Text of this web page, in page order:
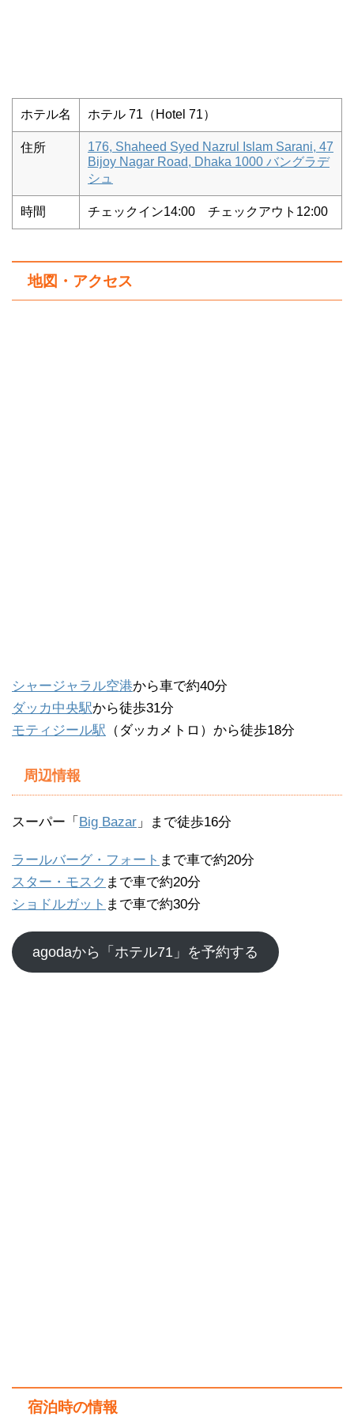
ホテル名 ホテル 71（Hotel 71）
住所
176, Shaheed Syed Nazrul Islam Sarani, 47
Bijoy Nagar Road, Dhaka 1000 バングラデ
シュ
時間 チェックイン14:00 チェックアウト12:00
地図・アクセス
シャージャラル空港から車で約40分
ダッカ中央駅から徒歩31分
モティジール駅 （ダッカメトロ）から徒歩18分
周辺情報
スーパー「 Big Bazar 」まで徒歩16分
ラールバーグ・フォート まで車で約20分
スター・モスク まで車で約20分
ショドルガット まで車で約30分
agodaから「ホテル71」を予約する
宿泊時の情報